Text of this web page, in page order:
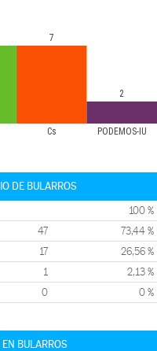
Cs PODEMOS-IU
7
2
DE BULARROS
100 %
47 73,44 %
17 26,56 %
1 2,13 %
0 0 %
BULARROS